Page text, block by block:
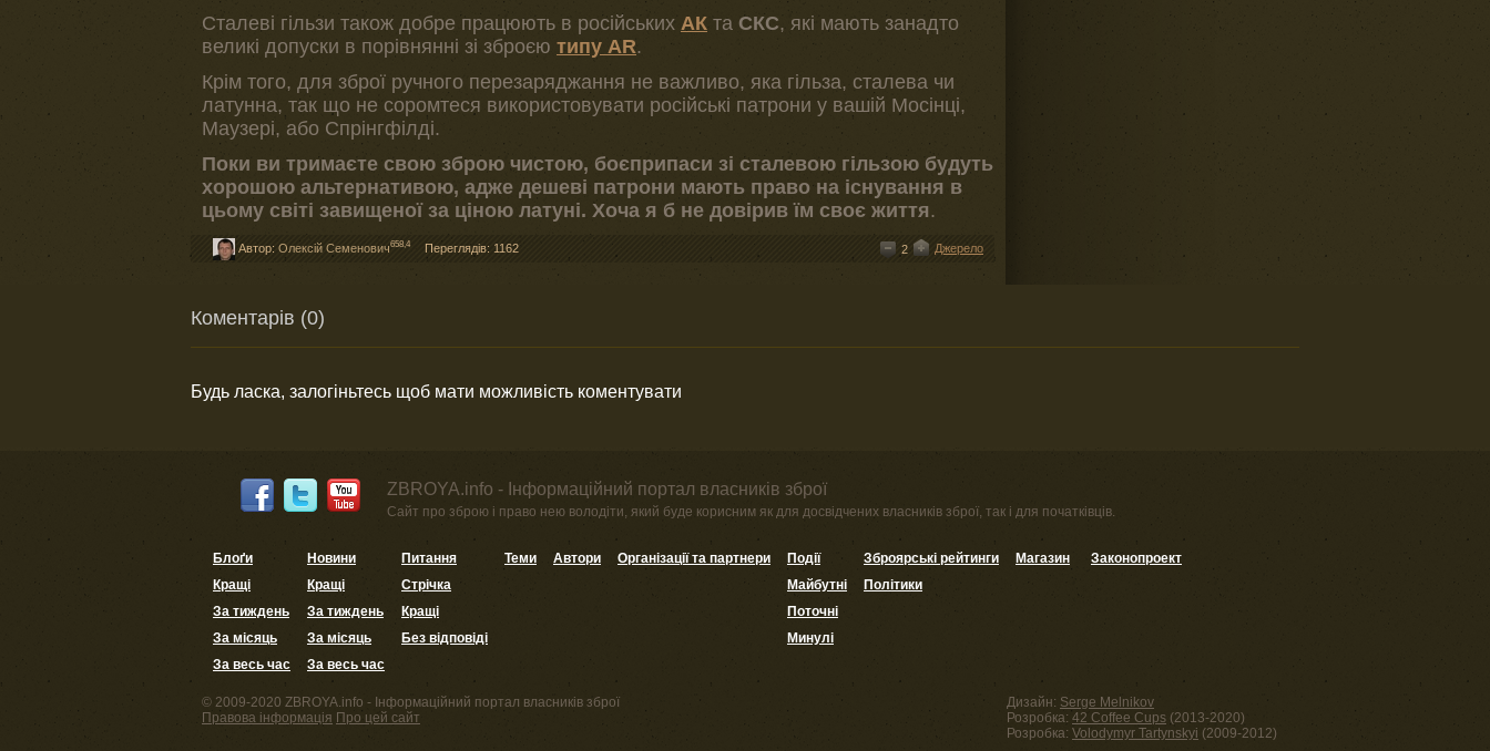
Сталеві гільзи також добре працюють в російських АК та СКС, які мають занадто
великі допуски в порівнянні зі зброєю типу AR.
Крім того, для зброї ручного перезаряджання не важливо, яка гільза, сталева чи
латунна, так що не соромтеся використовувати російські патрони у вашій Мосінці,
Маузері, або Спрінгфілді.
Поки ви тримаєте свою зброю чистою, боєприпаси зі сталевою гільзою будуть
хорошою альтернативою, адже дешеві патрони мають право на існування в
цьому світі завищеної за ціною латуні. Хоча я б не довірив їм своє життя.
Автор: Олексій Семенович658,4 Переглядів: 1162 Джерело
2
Коментарів (0)
Будь ласка, залогіньтесь щоб мати можливість коментувати
ZBROYA.info - Інформаційний портал власників зброї
Сайт про зброю і право нею володіти, який буде корисним як для досвідчених власників зброї, так і для початківців.
Блоґи
Кращі
За тиждень
За місяць
За весь час
Новини
Кращі
За тиждень
За місяць
За весь час
Питання
Стрічка
Кращі
Без відповіді
Теми Автори Організації та партнери
Події
Майбутні
Поточні
Минулі
Зброярські рейтинги
Політики
Магазин Законопроект
© 2009-2020 ZBROYA.info - Інформаційний портал власників зброї
Правова інформація Про цей сайт
Дизайн: Serge Melnikov
Розробка: 42 Coffee Cups (2013-2020)
Розробка: Volodymyr Tartynskyi (2009-2012)